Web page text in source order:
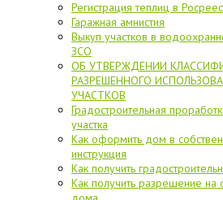
Регистрация теплиц в
Гаражная амнистия
Выкуп участков в
ЗСО
ОБ УТВЕРЖДЕНИИ
РАЗРЕШЕННОГО
УЧАСТКОВ
Градостроительная
участка
Как оформить дом в
инструкция
Как получить
Как получить разрешение на